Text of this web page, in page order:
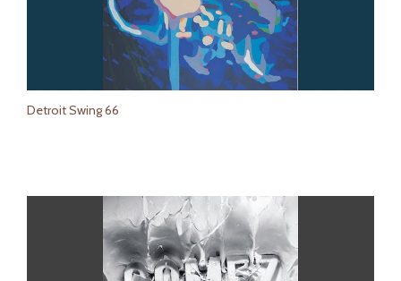
Detroit Swing 66